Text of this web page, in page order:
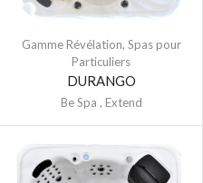
Gamme Révélation, Spas pour
Particuliers
DURANGO
Be Spa , Extend